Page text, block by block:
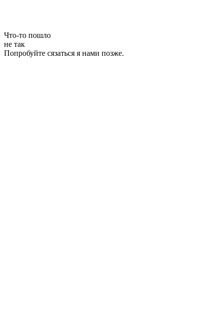
Что-то пошло
не так
Попробуйте сязаться я нами позже.